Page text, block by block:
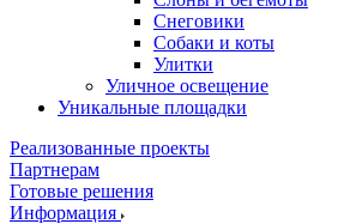
Снеговики
Собаки и коты
Улитки
Уличное освещение
Уникальные площадки
Реализованные проекты
Партнерам
Готовые решения
Информация